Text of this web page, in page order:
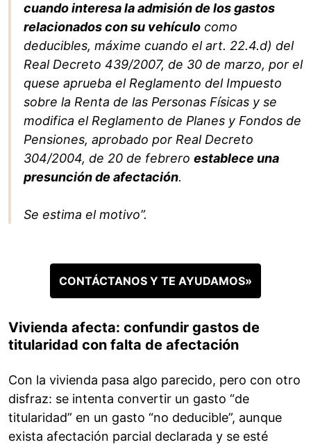
cuando interesa la admisión de los gastos
relacionados con su vehículo como
deducibles, máxime cuando el art. 22.4.d) del
Real Decreto 439/2007, de 30 de marzo, por el
quese aprueba el Reglamento del Impuesto
sobre la Renta de las Personas Físicas y se
modifica el Reglamento de Planes y Fondos de
Pensiones, aprobado por Real Decreto
304/2004, de 20 de febrero establece una
presunción de afectación.
Se estima el motivo”.
CONTÁCTANOS Y TE AYUDAMOS»
Vivienda afecta: confundir gastos de
titularidad con falta de afectación
Con la vivienda pasa algo parecido, pero con otro
disfraz: se intenta convertir un gasto “de
titularidad” en un gasto “no deducible”, aunque
exista afectación parcial declarada y se esté